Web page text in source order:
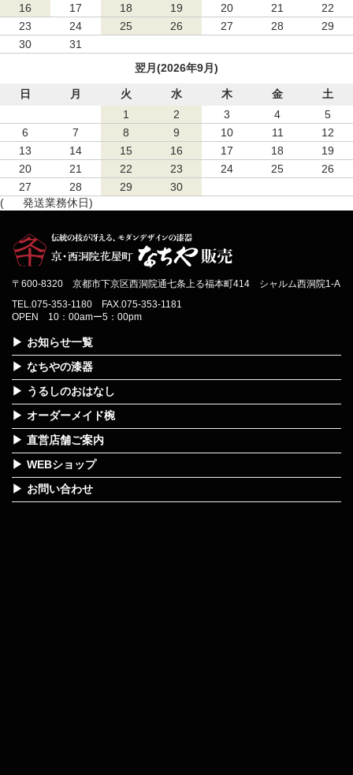
16
17 18 19 20 21
22
23
24 25 26 27 28
29
30
31
翌月(2026年9月)
日 月 火 水 木 金
土
1
2 3 4
5
6
7 8 9 10 11
12
13
14 15 16 17 18
19
20
21 22 23 24 25
26
27
28 29
30
(
発送業務休日)
〒600-8320 京都市下京区西洞院通七条上る福本町414 シャルム西洞院1-A
TEL.075-353-1180 FAX.075-353-1181
OPEN 10：00amー5：00pm
お知らせ一覧
なちやの漆器
うるしのおはなし
オーダーメイド椀
直営店舗ご案内
WEBショップ
お問い合わせ